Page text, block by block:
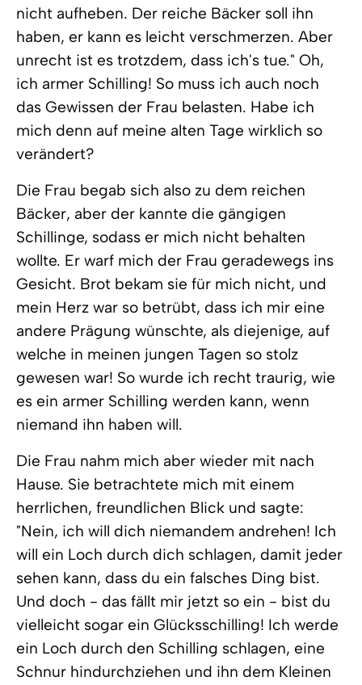
nicht aufheben. Der reiche Bäcker soll ihn
haben, er kann es leicht verschmerzen. Aber
unrecht ist es trotzdem, dass ich's tue." Oh,
ich armer Schilling! So muss ich auch noch
das Gewissen der Frau belasten. Habe ich
mich denn auf meine alten Tage wirklich so
verändert?
Die Frau begab sich also zu dem reichen
Bäcker, aber der kannte die gängigen
Schillinge, sodass er mich nicht behalten
wollte. Er warf mich der Frau geradewegs ins
Gesicht. Brot bekam sie für mich nicht, und
mein Herz war so betrübt, dass ich mir eine
andere Prägung wünschte, als diejenige, auf
welche in meinen jungen Tagen so stolz
gewesen war! So wurde ich recht traurig, wie
es ein armer Schilling werden kann, wenn
niemand ihn haben will.
Die Frau nahm mich aber wieder mit nach
Hause. Sie betrachtete mich mit einem
herrlichen, freundlichen Blick und sagte:
"Nein, ich will dich niemandem andrehen! Ich
will ein Loch durch dich schlagen, damit jeder
sehen kann, dass du ein falsches Ding bist.
Und doch - das fällt mir jetzt so ein - bist du
vielleicht sogar ein Glücksschilling! Ich werde
ein Loch durch den Schilling schlagen, eine
Schnur hindurchziehen und ihn dem Kleinen